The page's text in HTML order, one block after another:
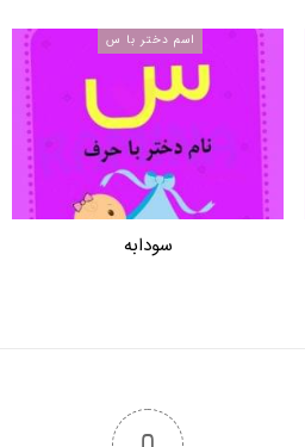
اسم دختر با س
سودابه